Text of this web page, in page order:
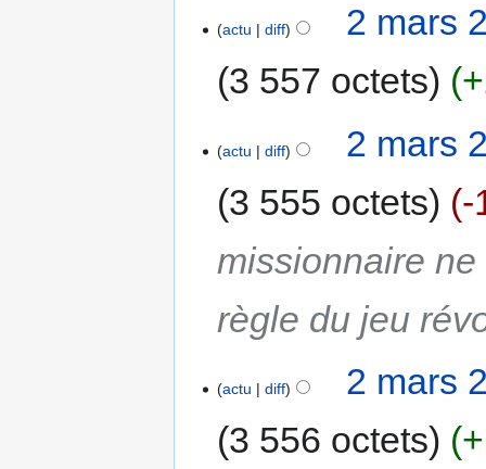
actu diff
2 mars
3 557 octets
actu diff
2 mars
3 555 octets
-
missionnaire
règle du jeu
actu diff
2 mars
3 556 octets